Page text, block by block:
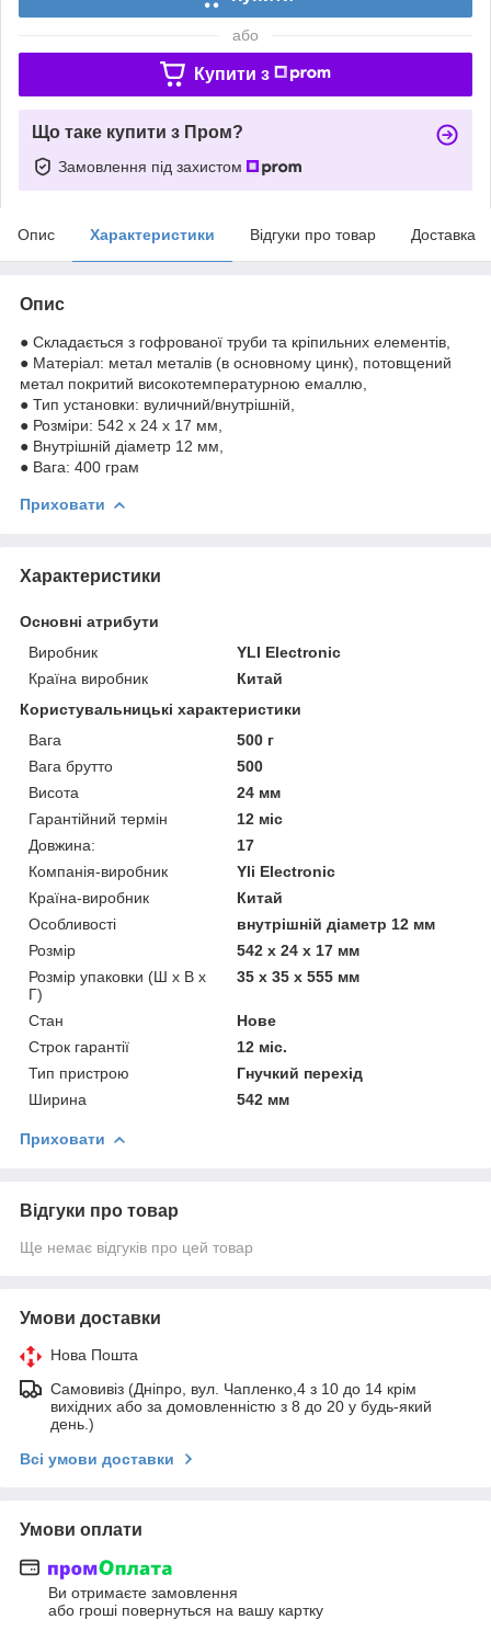
або
Купити з
Що таке купити з Пром?
Замовлення під захистом
Опис Характеристики Відгуки про товар Доставка
Опис
● Складається з гофрованої труби та кріпильних елементів,
● Матеріал: метал металів (в основному цинк), потовщений
метал покритий високотемпературною емаллю,
● Тип установки: вуличний/внутрішній,
● Розміри: 542 x 24 x 17 мм,
● Внутрішній діаметр 12 мм,
● Вага: 400 грам
Приховати
Характеристики
Основні атрибути
Виробник
YLI Electronic
Країна виробник
Китай
Користувальницькі характеристики
Вага
500 г
Вага брутто
500
Висота
24 мм
Гарантійний термін
12 міс
Довжина:
17
Компанія-виробник
Yli Electronic
Країна-виробник
Китай
Особливості
внутрішній діаметр 12 мм
Розмір
542 x 24 x 17 мм
Розмір упаковки (Ш х В х
Г)
35 x 35 x 555 мм
Стан
Нове
Строк гарантії
12 міс.
Тип пристрою
Гнучкий перехід
Ширина
542 мм
Приховати
Відгуки про товар
Ще немає відгуків про цей товар
Умови доставки
Нова Пошта
Самовивіз (Дніпро, вул. Чапленко,4 з 10 до 14 крім
вихідних або за домовленністю з 8 до 20 у будь-який
день.)
Всі умови доставки
Умови оплати
Ви отримаєте замовлення
або гроші повернуться на вашу картку